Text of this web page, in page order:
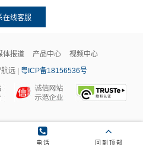
在线客服
体报道 产品中心
视频中心
航远 |粤ICP备18156536号
电话 回到顶部